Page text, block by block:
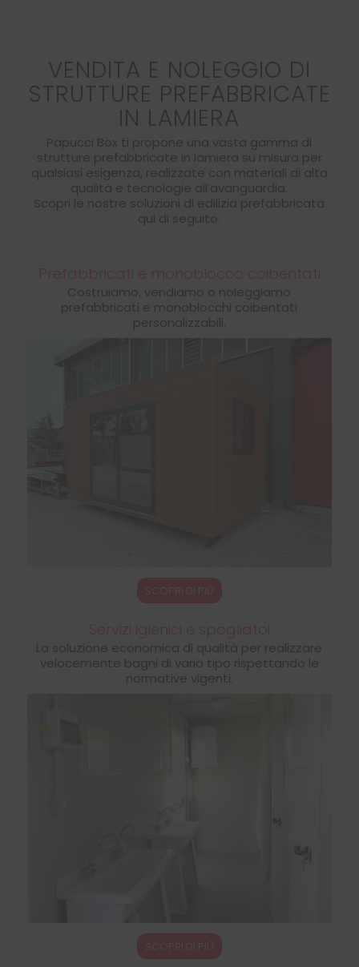
VENDITA E NOLEGGIO DI
STRUTTURE PREFABBRICATE
IN LAMIERA
Papucci Box ti propone una vasta gamma di
strutture prefabbricate in lamiera su misura per
qualsiasi esigenza, realizzate con materiali di alta
qualità e tecnologie all’avanguardia.
Scopri le nostre soluzioni di edilizia prefabbricata
qui di seguito.
Costruiamo, vendiamo o noleggiamo
prefabbricati e monoblocchi coibentati
personalizzabili.
La soluzione economica di qualità per realizzare
velocemente bagni di vario tipo rispettando le
normative vigenti.